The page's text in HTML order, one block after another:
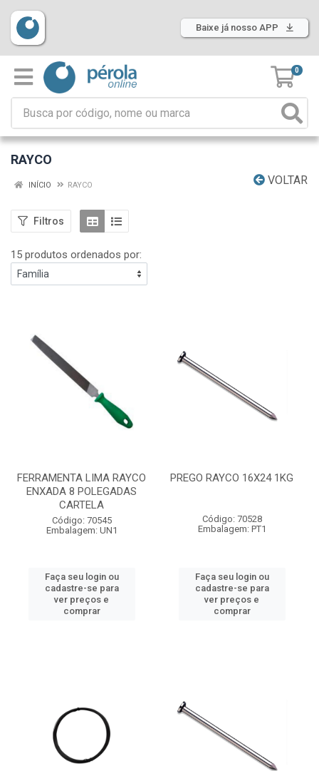
Baixe já nosso APP
0
RAYCO
VOLTAR
INÍCIO RAYCO
Filtros
15 produtos ordenados por:
FERRAMENTA LIMA RAYCO
ENXADA 8 POLEGADAS
CARTELA
Código: 70545
Embalagem: UN1
Faça seu login ou
cadastre-se para
ver preços e
comprar
PREGO RAYCO 16X24 1KG
Código: 70528
Embalagem: PT1
Faça seu login ou
cadastre-se para
ver preços e
comprar